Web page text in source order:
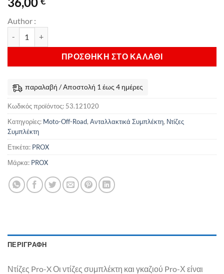
Author :
ΠΡΟΣΘΉΚΗ ΣΤΟ ΚΑΛΆΘΙ
παραλαβή / Αποστολή 1 έως 4 ημέρες
Κωδικός προϊόντος: 53.121020
Κατηγορίες: Moto-Off-Road, Ανταλλακτικά Συμπλέκτη, Ντίζες
Συμπλέκτη
Ετικέτα: PROX
Μάρκα: PROX
ΠΕΡΙΓΡΑΦΉ
Ντίζες Pro-X Οι ντίζες συμπλέκτη και γκαζιού Pro-Χ είναι